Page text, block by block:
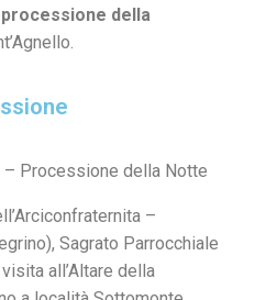
processione della
– Processione della Notte
–
Sagrato Parrocchiale
all’Altare della